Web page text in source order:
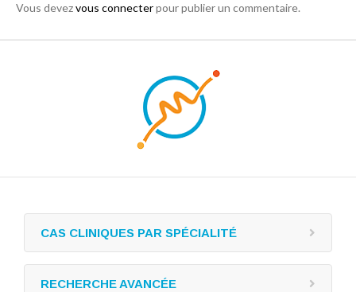
Vous devezvous connecterpour publier un commentaire.
CAS CLINIQUES PAR SPÉCIALITÉ
RECHERCHE AVANCÉE